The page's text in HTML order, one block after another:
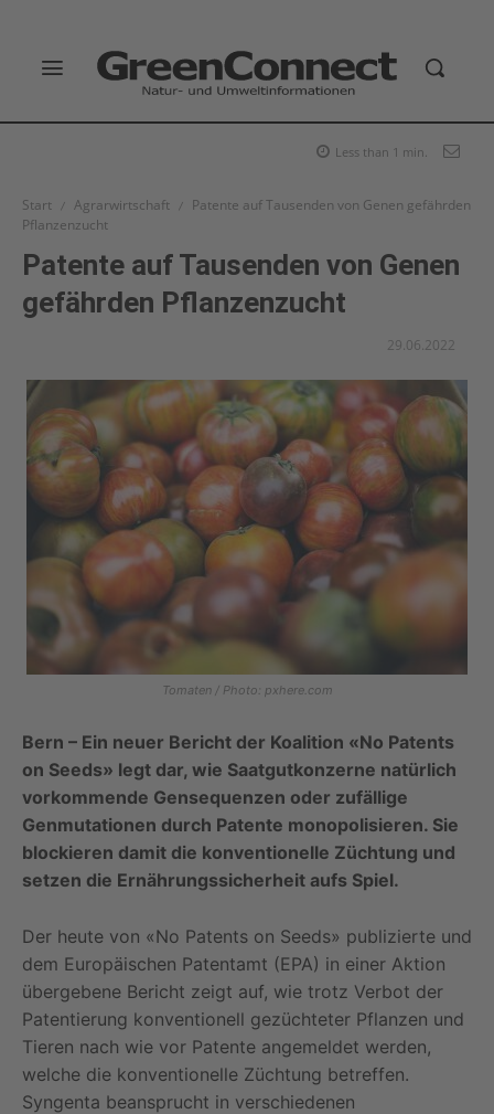
Less than 1 min.
Start Agrarwirtschaft
Patente auf Tausenden von Genen gefährden
Pflanzenzucht
Patente auf Tausenden von Genen
gefährden Pflanzenzucht
29.06.2022
Tomaten / Photo: pxhere.com
Bern – Ein neuer Bericht der Koalition «No Patents
on Seeds» legt dar, wie Saatgutkonzerne natürlich
vorkommende Gensequenzen oder zufällige
Genmutationen durch Patente monopolisieren. Sie
blockieren damit die konventionelle Züchtung und
setzen die Ernährungssicherheit aufs Spiel.
Der heute von «No Patents on Seeds» publizierte und
dem Europäischen Patentamt (EPA) in einer Aktion
übergebene Bericht zeigt auf, wie trotz Verbot der
Patentierung konventionell gezüchteter Pflanzen und
Tieren nach wie vor Patente angemeldet werden,
welche die konventionelle Züchtung betreffen.
Syngenta beansprucht in verschiedenen